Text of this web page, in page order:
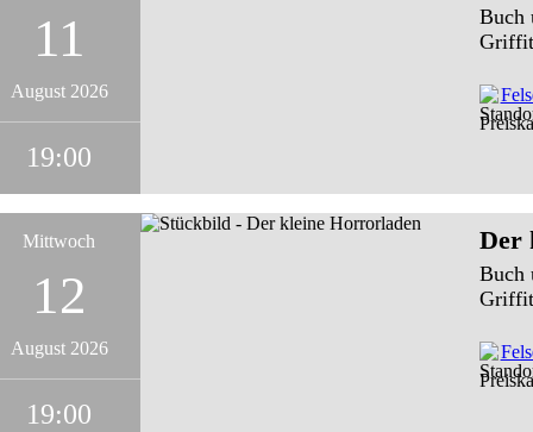
11
August 2026
19:00
Buch
Mittwoch
12
August 2026
19:00
Der
Buch